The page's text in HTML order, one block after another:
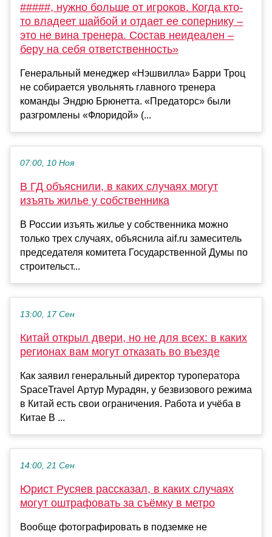
#####, нужно больше от игроков. Когда кто-
то владеет шайбой и отдает ее сопернику –
это не вина тренера. Состав неидеален –
беру на себя ответственность»
Генеральный менеджер «Нэшвилла» Барри Троц
не собирается увольнять главного тренера
команды Эндрю Брюнетта. «Предаторс» были
разгромлены «Флоридой» (...
07:00, 10 Ноя
В ГД объяснили, в каких случаях могут
изъять жилье у собственника
В России изъять жилье у собственника можно
только трех случаях, объяснила aif.ru замеситель
председателя комитета Государственной Думы по
строительст...
13:00, 17 Сен
Китай открыл двери, но не для всех: в каких
регионах вам могут отказать во въезде
Как заявил генеральный директор туроператора
SpaceTravel Артур Мурадян, у безвизового режима
в Китай есть свои ограничения. Работа и учёба в
Китае В ...
14:00, 21 Сен
Юрист Русяев рассказал, в каких случаях
могут оштрафовать за съёмку в метро
Вообще фотографировать в подземке не